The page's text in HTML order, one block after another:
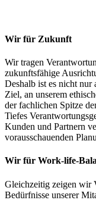
Wir für Zukunft
Wir tragen
zukunftsfähige
Deshalb ist es nicht nur
Ziel, an unserem
der fachlichen Spitze
Tiefes
Kunden und Partnern
vorausschauenden
Wir für Work-life-
Gleichzeitig zeigen wir
Bedürfnisse unserer